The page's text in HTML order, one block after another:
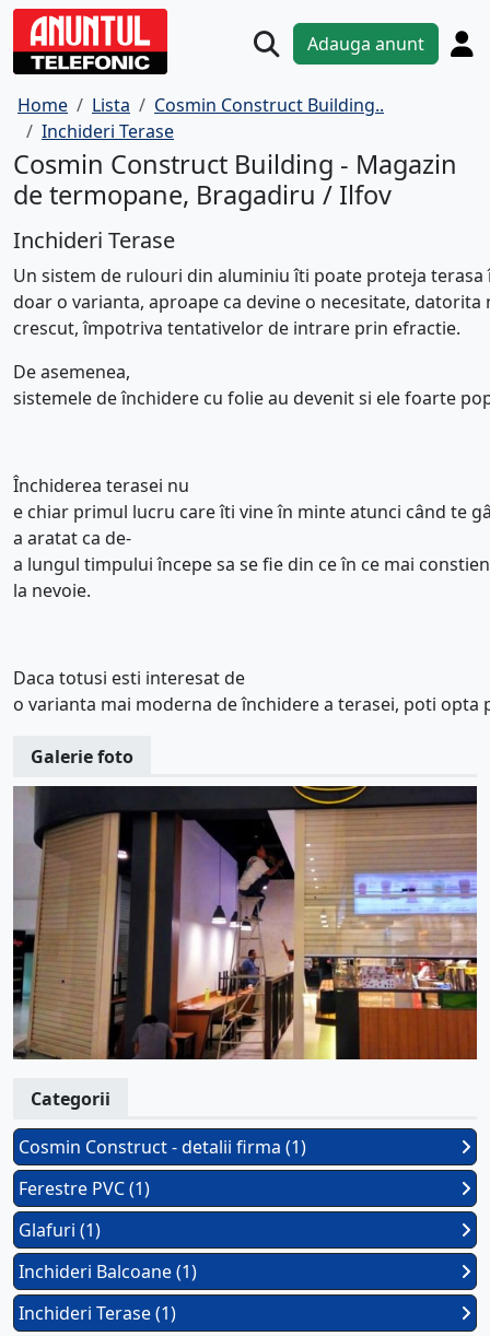
Adauga anunt
Home Lista
Cosmin Construct Building..
Inchideri Terase
Cosmin Construct Building - Magazin
de termopane, Bragadiru / Ilfov
Inchideri Terase
Un sistem de rulouri din aluminiuîti poate proteja terasa
doar o varianta, aproape ca devine o necesitate, datorita
crescut,împotriva tentativelorde intrare prin efractie.
De asemenea,
sistemeledeînchidere cu folieau devenitsi elefoarte
Închiderea terasei nu
e chiar primul lucru careîti vineîn minteatunci când te
a aratat ca de-
a lungul timpului începesa sefiedin ceîn ce mai
la nevoie.
Daca totusi esti interesatde
o varianta mai moderna deînchiderea terasei, poti opta
Galerie foto
Categorii
Cosmin Construct - detalii firma (1)
Ferestre PVC (1)
Glafuri (1)
Inchideri Balcoane (1)
Inchideri Terase (1)